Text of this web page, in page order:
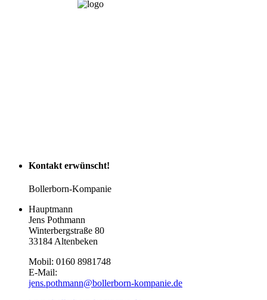
Kontakt erwünscht!
Bollerborn-Kompanie
Hauptmann
Jens Pothmann
Winterbergstraße 80
33184 Altenbeken
Mobil: 0160 8981748
E-Mail:
jens.pothmann@bollerborn-kompanie.de